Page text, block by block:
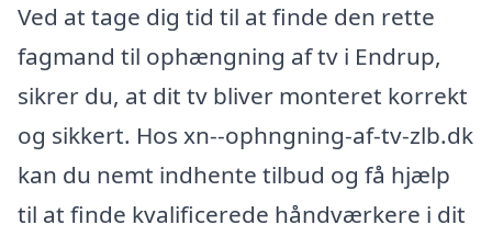
Ved at tage dig tid til at finde den rette
fagmand til ophængning af tv i Endrup,
sikrer du, at dit tv bliver monteret korrekt
og sikkert. Hos xn--ophngning-af-tv-zlb.dk
kan du nemt indhente tilbud og få hjælp
til at finde kvalificerede håndværkere i dit